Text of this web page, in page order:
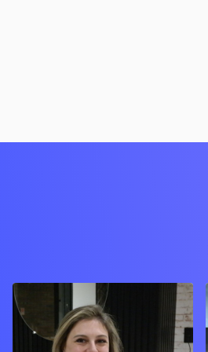
Delucci
Bento Gonçalves / RS
Sem saber muito sobre